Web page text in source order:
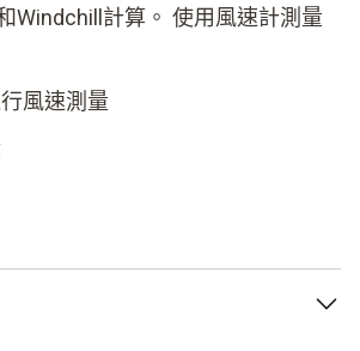
Windchill計算。 使用風速計測量
風速測量